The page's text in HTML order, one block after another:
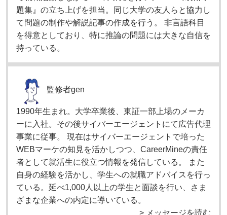
題集』の立ち上げを担当。同じ大学の友人らと協力し
て問題の制作や解説記事の作成を行う。 非言語科目
を得意としており、特に推論の問題には大きな自信を
持っている。
監修者gen
1990年生まれ。大学卒業後、東証一部上場のメーカ
ーに入社。その後サイバーエージェントにて広告代理
事業に従事。 現在はサイバーエージェントで培った
WEBマーケの知見を活かしつつ、CareerMineの責任
者として就活生に役立つ情報を発信している。 また
自身の経験を活かし、学生への就職アドバイスを行っ
ている。延べ1,000人以上の学生と面談を行い、さま
ざまな企業への内定に導いている。
> メッセージを読む